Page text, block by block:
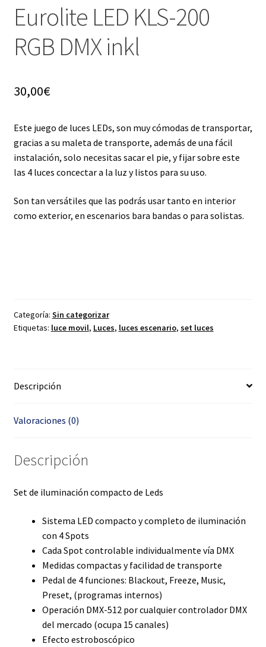
Eurolite LED KLS-200
RGB DMX inkl
30,00€
Este juego de luces LEDs, son muy cómodas de transportar,
gracias a su maleta de transporte, además de una fácil
instalación, solo necesitas sacar el pie, y fijar sobre este
las 4 luces concectar a la luz y listos para su uso.
Son tan versátiles que las podrás usar tanto en interior
como exterior, en escenarios bara bandas o para solistas.
Categoría: Sin categorizar
Etiquetas: luce movil, Luces, luces escenario, set luces
Descripción
Valoraciones (0)
Descripción
Set de iluminación compacto de Leds
Sistema LED compacto y completo de iluminación
con 4 Spots
Cada Spot controlable individualmente vía DMX
Medidas compactas y facilidad de transporte
Pedal de 4 funciones: Blackout, Freeze, Music,
Preset, (programas internos)
Operación DMX-512 por cualquier controlador DMX
del mercado (ocupa 15 canales)
Efecto estroboscópico